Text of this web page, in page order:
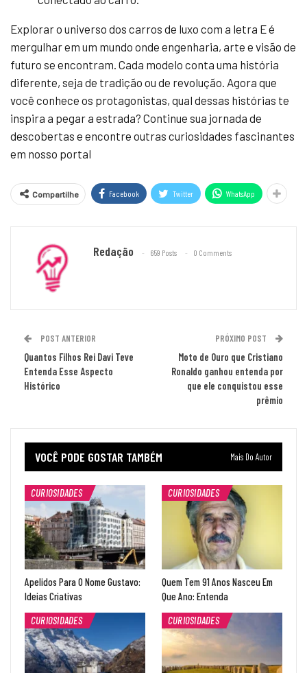
Explorar o universo dos carros de luxo com a letra E é
mergulhar em um mundo onde engenharia, arte e visão de
futuro se encontram. Cada modelo conta uma história
diferente, seja de tradição ou de revolução. Agora que
você conhece os protagonistas, qual dessas histórias te
inspira a pegar a estrada? Continue sua jornada de
descobertas e encontre outras curiosidades fascinantes
em nosso portal
Compartilhe Facebook Twitter WhatsApp
Redação 659 Posts 0 Comments
POST ANTERIOR
Quantos Filhos Rei Davi Teve
Entenda Esse Aspecto
Histórico
PRÓXIMO POST
Moto de Ouro que Cristiano
Ronaldo ganhou entenda por
que ele conquistou esse
prêmio
VOCÊ PODE GOSTAR TAMBÉM Mais Do Autor
CURIOSIDADES
Apelidos Para O Nome Gustavo:
Ideias Criativas
CURIOSIDADES
Quem Tem 91 Anos Nasceu Em
Que Ano: Entenda
CURIOSIDADES
CURIOSIDADES